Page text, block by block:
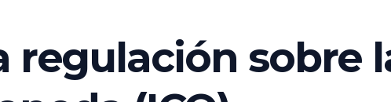
regulación sobre